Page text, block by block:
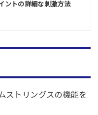
ントの詳細な刺激方法
ストリングスの機能を